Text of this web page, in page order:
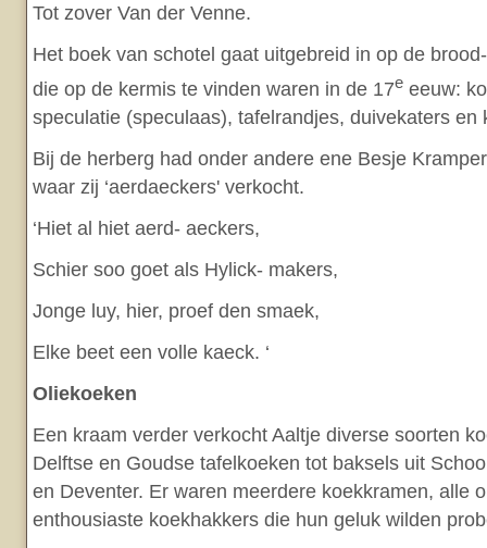
Tot zover Van der Venne.
Het boek van schotel gaat uitgebreid in op de
die op de kermis te vinden waren in de 17e eeuw:
speculatie (speculaas), tafelrandjes, duivekaters en
Bij de herberg had onder andere ene Besje
waar zij ‘aerdaeckers' verkocht.
‘Hiet al hiet aerd- aeckers,
Schier soo goet als Hylick- makers,
Jonge luy, hier, proef den smaek,
Elke beet een volle kaeck. ‘
Oliekoeken
Een kraam verder verkocht Aaltje diverse soorten
Delftse en Goudse tafelkoeken tot baksels uit
en Deventer. Er waren meerdere koekkramen, alle
enthousiaste koekhakkers die hun geluk wilden